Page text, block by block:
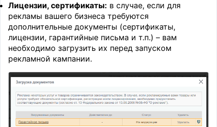
Лицензии, сертификаты: в случае, если для
рекламы вашего бизнеса требуются
дополнительные документы (сертификаты,
лицензии, гарантийные письма и т.п.) – вам
необходимо загрузить их перед запуском
рекламной кампании.